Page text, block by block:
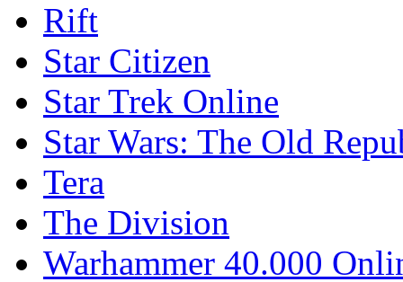
Rift
Star Citizen
Star Trek Online
Star Wars: The Old
Tera
The Division
Warhammer 40.000